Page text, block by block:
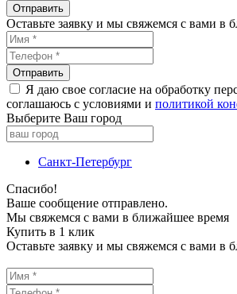
Оставьте заявку и мы свяжемся с вами в
Я даю свое согласие на обработку
соглашаюсь с условиями и политикой
Выберите Ваш город
Санкт-Петербург
Спасибо!
Ваше сообщение отправлено.
Мы свяжемся с вами в ближайшее время
Купить в 1 клик
Оставьте заявку и мы свяжемся с вами в